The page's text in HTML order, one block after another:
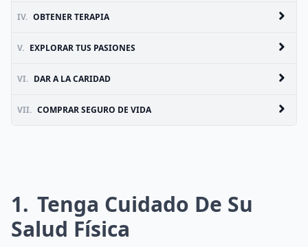
IV. OBTENER TERAPIA
V. EXPLORAR TUS PASIONES
VI. DAR A LA CARIDAD
VII. COMPRAR SEGURO DE VIDA
1
Tenga Cuidado De Su
Salud Física